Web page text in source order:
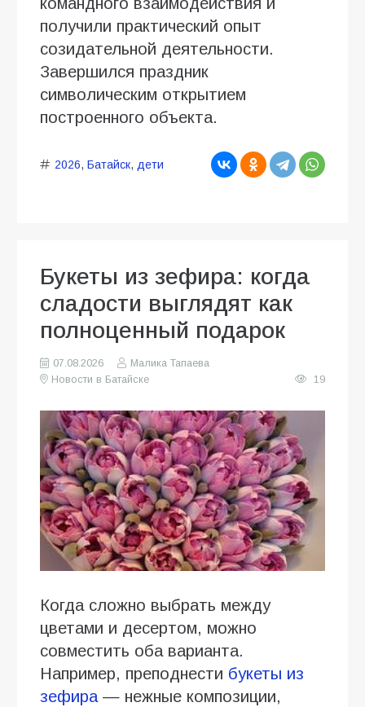
получили практический опыт
созидательной деятельности.
Завершился праздник
символическим открытием
построенного объекта.
2026, Батайск, дети
Букеты из зефира: когда
сладости выглядят как
полноценный подарок
07.08.2026
Малика Тапаева
Новости в Батайске
19
Когда сложно выбрать между
цветами и десертом, можно
совместить оба варианта.
Например, преподнести букеты из
зефира— нежные композиции,